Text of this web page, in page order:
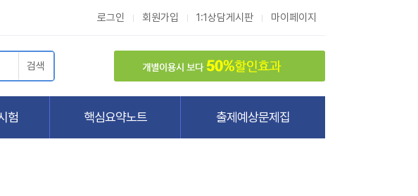
로그인 회원가입 1:1상담게시판 마이페이지